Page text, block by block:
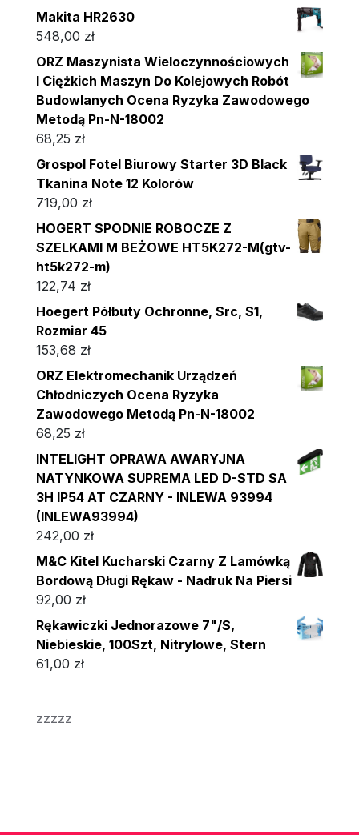
Makita HR2630
548,00 zł
ORZ Maszynista Wieloczynnościowych
I Ciężkich Maszyn Do Kolejowych Robót
Budowlanych Ocena Ryzyka Zawodowego
Metodą Pn-N-18002
68,25 zł
Grospol Fotel Biurowy Starter 3D Black
Tkanina Note 12 Kolorów
719,00 zł
HOGERT SPODNIE ROBOCZE Z
SZELKAMI M BEŻOWE HT5K272-M(gtv-
ht5k272-m)
122,74 zł
Hoegert Półbuty Ochronne, Src, S1,
Rozmiar 45
153,68 zł
ORZ Elektromechanik Urządzeń
Chłodniczych Ocena Ryzyka
Zawodowego Metodą Pn-N-18002
68,25 zł
INTELIGHT OPRAWA AWARYJNA
NATYNKOWA SUPREMA LED D-STD SA
3H IP54 AT CZARNY - INLEWA 93994
(INLEWA93994)
242,00 zł
M&C Kitel Kucharski Czarny Z Lamówką
Bordową Długi Rękaw - Nadruk Na Piersi
92,00 zł
Rękawiczki Jednorazowe 7"/S,
Niebieskie, 100Szt, Nitrylowe, Stern
61,00 zł
zzzzz